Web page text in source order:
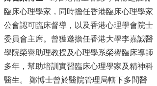
臨床心理學家，同時擔任香港臨床心理學家
公會認可臨床督導，以及香港心理學會院士
委員會主席。曾獲邀擔任香港大學李嘉誠醫
學院榮譽助理教授及心理學系榮譽臨床導師
多年，幫助培訓實習臨床心理學家及精神科
醫生。 鄭博士曾於醫院管理局轄下多間醫